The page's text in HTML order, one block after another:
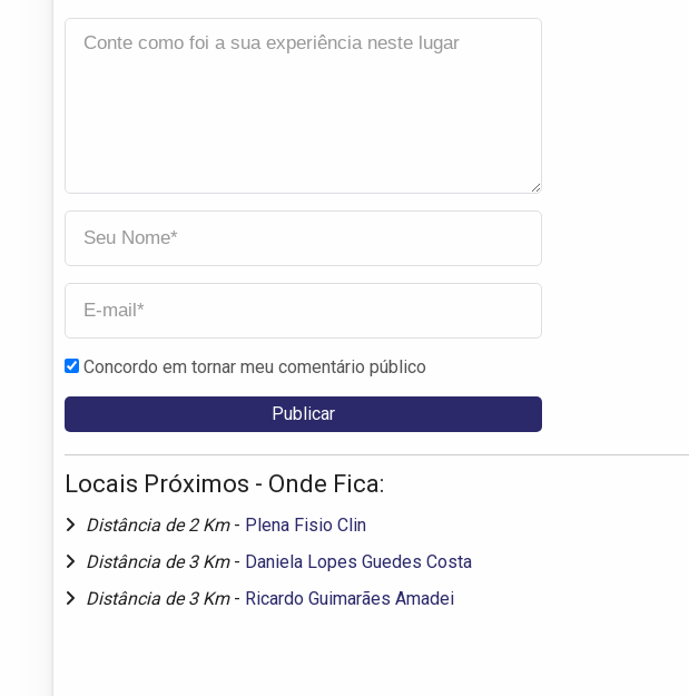
Concordo em tornar meu comentário público
Locais Próximos - Onde Fica:
Distância de 2 Km - Plena Fisio Clin
Distância de 3 Km - Daniela Lopes Guedes Costa
Distância de 3 Km - Ricardo Guimarães Amadei